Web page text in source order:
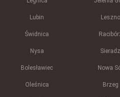
Lubin Leszno
Świdnica
Nysa Sieradz
Bolesławiec Nowa
Oleśnica Brzeg